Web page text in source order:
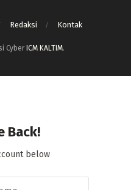
Redaksi Kontak
Cyber ICM KALTIM.
Back!
below